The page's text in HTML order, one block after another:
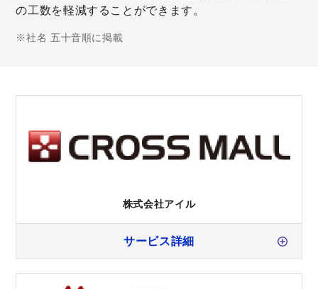
の工数を軽減することができます。
※社名 五十音順に掲載
株式会社アイル
サービス詳細